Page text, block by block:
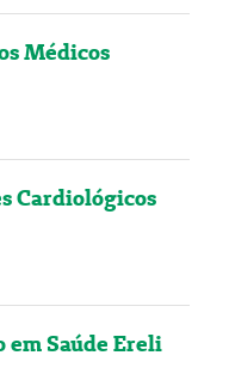
Médicos
Cardiológicos
em Saúde Ereli